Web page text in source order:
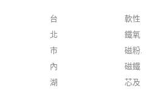
台
北
市
內
湖
軟性
鐵氧
磁粉.
磁鐵
芯及